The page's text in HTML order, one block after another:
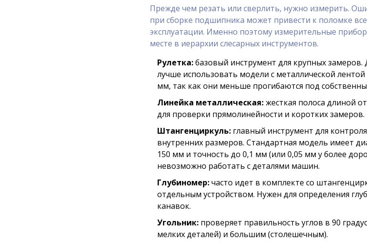
Прежде чем резать или сверлить, нужно измерить.
при сборке подшипника может привести к поломке
эксплуатации. Именно поэтому измерительные
месте в иерархии слесарных инструментов.
Рулетка:базовый инструмент для крупных замеров.
лучше использовать модели с металлической
мм, так как они меньше прогибаются под
Линейка металлическая:жесткая полоса длиной
для проверки прямолинейности и коротких замеров.
Штангенциркуль: главный инструмент для
внутренних размеров. Стандартная модель имеет
150 мм и точность до 0,1 мм (или 0,05 мм у более
невозможно работать с деталями машин.
Глубиномер:часто идет в комплекте со
отдельным устройством. Нужен для определения
канавок.
Угольник: проверяет правильность углов в 90
мелких деталей) и большим (столешечным).